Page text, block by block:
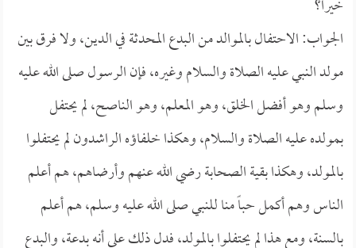
خيراً؟
الجواب: الاحتفال بالموالد من البدع المحدثة في الدين، ولا فرق بين
مولد النبي عليه الصلاة والسلام وغيره، فإن الرسول صلى الله عليه
وسلم وهو أفضل الخلق، وهو المعلم، وهو الناصح، لم يحتفل
بمولده عليه الصلاة والسلام، وهكذا خلفاؤه الراشدون لم يحتفلوا
بالمولد، وهكذا بقية الصحابة رضي الله عنهم وأرضاهم، هم أعلم
الناس وهم أكمل حباً منا للنبي صلى الله عليه وسلم، هم أعلم
بالسنة، ومع هذا لم يحتفلوا بالمولد، فدل ذلك على أنه بدعة، والبدع